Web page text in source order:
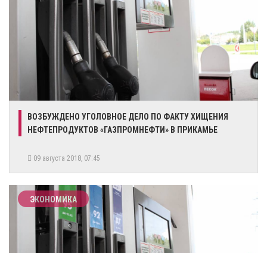
ВОЗБУЖДЕНО УГОЛОВНОЕ ДЕЛО ПО ФАКТУ ХИЩЕНИЯ
НЕФТЕПРОДУКТОВ «ГАЗПРОМНЕФТИ» В ПРИКАМЬЕ
09 августа 2018, 07:45
ЭКОНОМИКА